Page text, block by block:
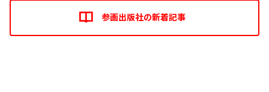
参画出版社の新着記事